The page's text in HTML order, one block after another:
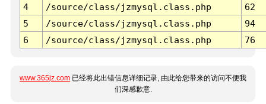
4
/source/class/jzmysql.class.php
62
5
/source/class/jzmysql.class.php
94
6
/source/class/jzmysql.class.php 76
www.365jz.com 已经将此出错信息详细记录, 由此给您带来的访问不便我
们深感歉意.